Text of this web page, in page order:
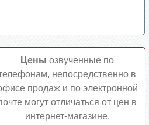
Цены озвученные по
непосредственно в
продаж и по электронной
могут отличаться от цен в
интернет-магазине.